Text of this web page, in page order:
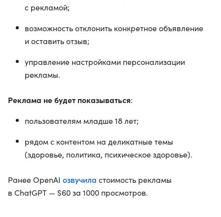
с рекламой;
возможность отклонить конкретное объявление
и оставить отзыв;
управление настройками персонализации
рекламы.
Реклама не будет показываться:
пользователям младше 18 лет;
рядом с контентом на деликатные темы
(здоровье, политика, психическое здоровье).
Ранее OpenAI озвучила стоимость рекламы
в ChatGPT — $60 за 1000 просмотров.